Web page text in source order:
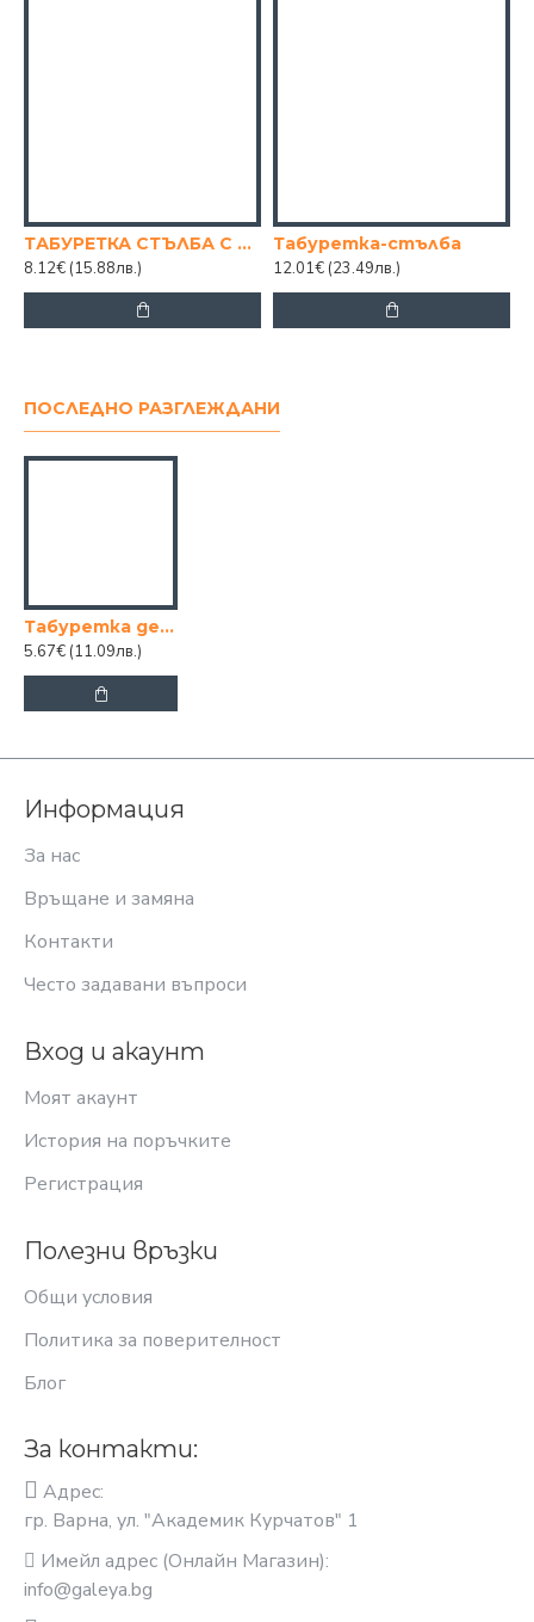
ТАБУРЕТКА СТЪЛБА С ДЕКОР
8.12€ (15.88лв.)
Табуретка-стълба
12.01€ (23.49лв.)
ПОСЛЕДНО РАЗГЛЕЖДАНИ
Табуретка детска стълба
5.67€ (11.09лв.)
Информация
За нас
Връщане и замяна
Контакти
Често задавани въпроси
Вход и акаунт
Моят акаунт
История на поръчките
Регистрация
Полезни връзки
Общи условия
Политика за поверителност
Блог
За контакти:
Адрес:
гр. Варна, ул. "Академик Курчатов" 1
Имейл адрес (Онлайн Магазин):
info@galeya.bg